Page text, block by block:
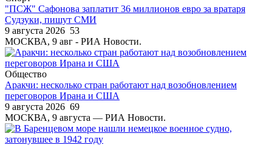
"ПСЖ" Сафонова заплатит 36 миллионов евро за вратаря
Судзуки, пишут СМИ
9 августа 2026 53
МОСКВА, 9 авг - РИА Новости.
Общество
Аракчи: несколько стран работают над возобновлением
переговоров Ирана и США
9 августа 2026 69
МОСКВА, 9 августа — РИА Новости.